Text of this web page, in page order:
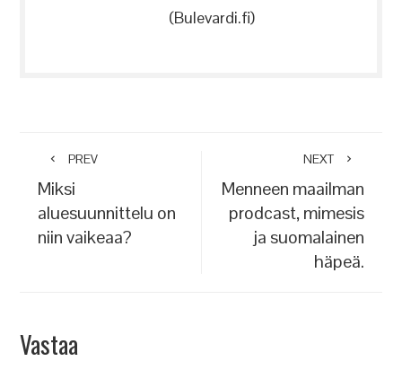
(Bulevardi.fi)
PREV
Miksi
aluesuunnittelu on
niin vaikeaa?
NEXT
Menneen maailman
prodcast, mimesis
ja suomalainen
häpeä.
Vastaa